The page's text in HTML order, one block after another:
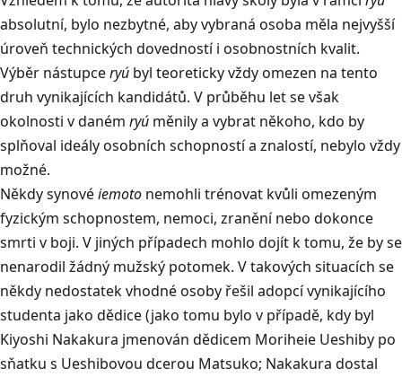
absolutní, bylo nezbytné, aby vybraná osoba měla nejvyšší
úroveň technických dovedností i osobnostních kvalit.
Výběr nástupceryú byl teoreticky vždy omezen na tento
druh vynikajících kandidátů. V průběhu let se však
okolnosti v daném ryú měnily a vybrat někoho, kdo by
splňoval ideály osobních schopností a znalostí, nebylo vždy
možné.
Někdy synovéiemoto nemohli trénovat kvůli omezeným
fyzickým schopnostem, nemoci, zranění nebo dokonce
smrti v boji. V jiných případech mohlo dojít k tomu, že by se
nenarodil žádný mužský potomek. V takových situacích se
někdy nedostatek vhodné osoby řešil adopcí vynikajícího
studenta jako dědice (jako tomu bylo v případě, kdy byl
Kiyoshi Nakakura jmenován dědicem Moriheie Ueshiby po
sňatku s Ueshibovou dcerou Matsuko; Nakakura dostal